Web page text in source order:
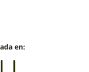
en: